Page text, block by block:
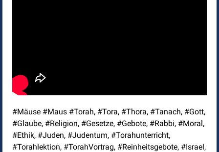
#Mäuse #Maus #Torah, #Tora, #Thora, #Tanach, #Gott,
#Glaube, #Religion, #Gesetze, #Gebote, #Rabbi, #Moral,
#Ethik, #Juden, #Judentum, #Torahunterricht,
#Torahlektion, #TorahVortrag, #Reinheitsgebote, #Israel,